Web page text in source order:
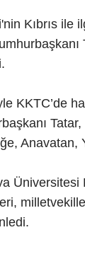
Kıbrıs ile
KKTC’de
Tatar,
Üniversitesi